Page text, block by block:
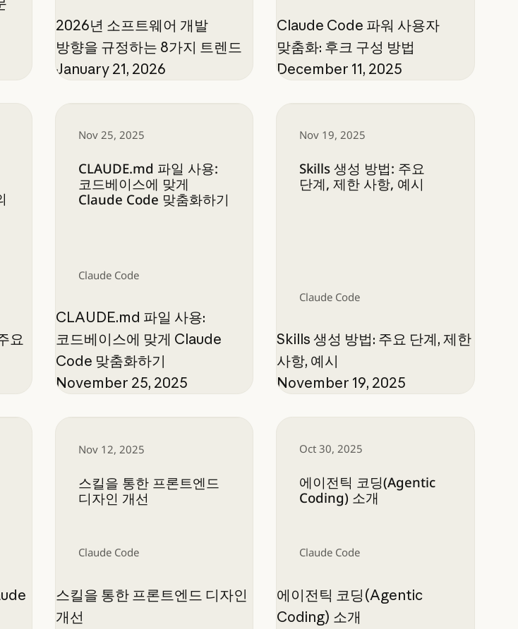
2026년 소프트웨어 개발
방향을 규정하는 8가지 트렌드
January 21, 2026
Claude Code 파워 사용자
맞춤화: 후크 구성 방법
December 11, 2025
요
전틱 코딩(Agentic Coding)으로 전환할 때의 주요 이점
Nov 25, 2025
CLAUDE.md 파일 사용:
코드베이스에 맞게
Claude Code 맞춤화하기
Claude Code
CLAUDE.md 파일 사용:
코드베이스에 맞게 Claude
Code 맞춤화하기
November 25, 2025
CLAUDE.md 파일 사용: 코드베이스에 맞게 Claude Code 맞춤화하기
Nov 19, 2025
Skills 생성 방법: 주요
단계, 제한 사항, 예시
Claude Code
Skills 생성 방법: 주요 단계, 제한
사항, 예시
November 19, 2025
Skills 생성 방법: 주요 단계, 제한 사항,
Code로 회사를 세운 방법
Nov 12, 2025
스킬을 통한 프론트엔드
디자인 개선
Claude Code
스킬을 통한 프론트엔드 디자인
개선
스킬을 통한 프론트엔드 디자인 개선
Oct 30, 2025
에이전틱 코딩(Agentic
Coding) 소개
Claude Code
에이전틱 코딩(Agentic
Coding) 소개
에이전틱 코딩(Agentic Coding) 소개